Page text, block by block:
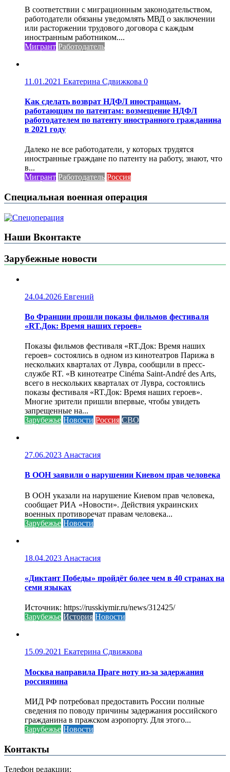
В соответствии с миграционным законодательством,
работодатели обязаны уведомлять МВД о заключении
или расторжении трудового договора с каждым
иностранным работником....
Мигрант Работодатель
11.01.2021 Екатерина Сдвижкова 0
Как сделать возврат НДФЛ иностранцам,
работающим по патентам: возмещение НДФЛ
работодателем по патенту иностранного гражданина
в 2021 году
Далеко не все работодатели, у которых трудятся
иностранные граждане по патенту на работу, знают, что
в...
Мигрант Работодатель Россия
Специальная военная операция
Наши Вконтакте
Зарубежные новости
24.04.2026 Евгений
Во Франции прошли показы фильмов фестиваля
«RT.Док: Время наших героев»
Показы фильмов фестиваля «RT.Док: Время наших
героев» состоялись в одном из кинотеатров Парижа в
нескольких кварталах от Лувра, сообщили в пресс-
службе RT. «В кинотеатре Cinéma Saint-André des Arts,
всего в нескольких кварталах от Лувра, состоялись
показы фестиваля «RT.Док: Время наших героев».
Многие зрители пришли впервые, чтобы увидеть
запрещенные на...
Зарубежье Новости Россия СВО
27.06.2023 Анастасия
В ООН заявили о нарушении Киевом прав человека
В ООН указали на нарушение Киевом прав человека,
сообщает РИА «Новости». Действия украинских
военных противоречат правам человека...
Зарубежье Новости
18.04.2023 Анастасия
«Диктант Победы» пройдёт более чем в 40 странах на
семи языках
Источник: https://russkiymir.ru/news/312425/
Зарубежье История Новости
15.09.2021 Екатерина Сдвижкова
Москва направила Праге ноту из-за задержания
россиянина
МИД РФ потребовал предоставить России полные
сведения по поводу причины задержания российского
гражданина в пражском аэропорту. Для этого...
Зарубежье Новости
Контакты
Телефон редакции: